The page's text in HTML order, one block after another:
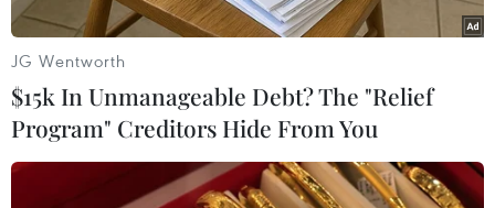
Hội đồng Bảo an đánh giá về mối đe dọa của IS
Lực lượng an ninh Thổ Nhĩ Kỳ bắt giữ 209 nghi
JG Wentworth
$15k In Unmanageable Debt? The "Relief
Program" Creditors Hide From You